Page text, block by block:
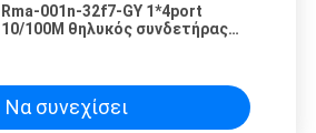
Rma-001n-32f7-GY 1*4port
10/100M θηλυκός συνδετήρας
γρύλος PHC
Να συνεχίσει